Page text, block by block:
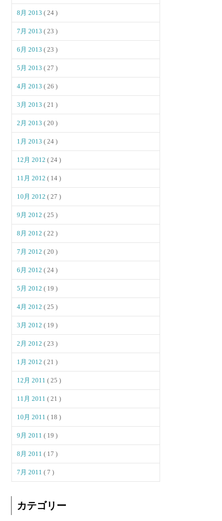
8月 2013( 24 )
7月 2013( 23 )
6月 2013( 23 )
5月 2013( 27 )
4月 2013( 26 )
3月 2013( 21 )
2月 2013( 20 )
1月 2013( 24 )
12月 2012( 24 )
11月 2012( 14 )
10月 2012( 27 )
9月 2012( 25 )
8月 2012( 22 )
7月 2012( 20 )
6月 2012( 24 )
5月 2012( 19 )
4月 2012( 25 )
3月 2012( 19 )
2月 2012( 23 )
1月 2012( 21 )
12月 2011( 25 )
11月 2011( 21 )
10月 2011( 18 )
9月 2011( 19 )
8月 2011( 17 )
7月 2011( 7 )
カテゴリー